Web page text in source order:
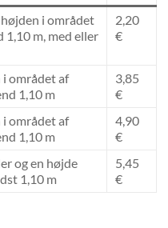
i området
1,10 m, med eller
2,20
€
i området af
1,10 m
3,85
€
i området af
1,10 m
4,90
€
og en højde
1,10 m
5,45
€